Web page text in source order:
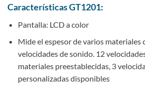
Características GT1201:
Pantalla: LCD a color
Mide el espesor de varios materiales
velocidades de sonido. 12
materiales preestablecidas, 3
personalizadas disponibles